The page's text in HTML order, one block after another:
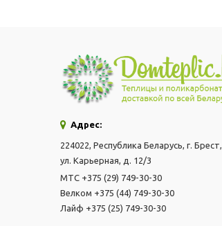
Адрес:
224022, Республика Беларусь, г. Брест,
ул. Карьерная, д. 12/3
МТС +375 (29) 749-30-30
Велком +375 (44) 749-30-30
Лайф +375 (25) 749-30-30